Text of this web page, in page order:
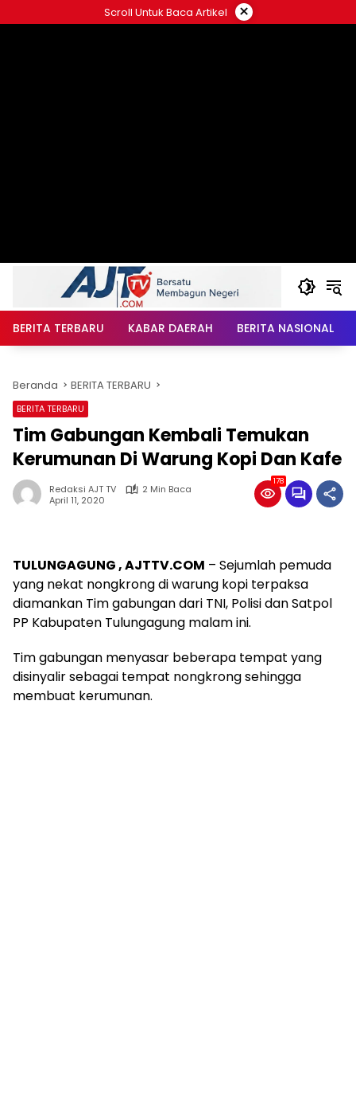
ke
Scroll Untuk Baca Artikel ×
BERITA TERBARU KABAR DAERAH BERITA NASIONAL
Beranda BERITA TERBARU
BERITA TERBARU
Tim Gabungan Kembali Temukan
Kerumunan Di Warung Kopi Dan Kafe
Redaksi AJT TV
2 Min Baca
April 11, 2020
178
TULUNGAGUNG , AJTTV.COM – Sejumlah pemuda
yang nekat nongkrong di warung kopi terpaksa
diamankan Tim gabungan dari TNI, Polisi dan Satpol
PP Kabupaten Tulungagung malam ini.
Tim gabungan menyasar beberapa tempat yang
disinyalir sebagai tempat nongkrong sehingga
membuat kerumunan.